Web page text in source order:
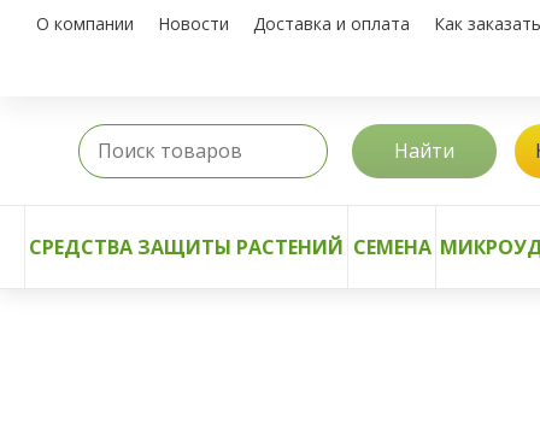
О компании Новости Доставка и оплата Как заказать
Найти
СРЕДСТВА ЗАЩИТЫ РАСТЕНИЙ СЕМЕНА